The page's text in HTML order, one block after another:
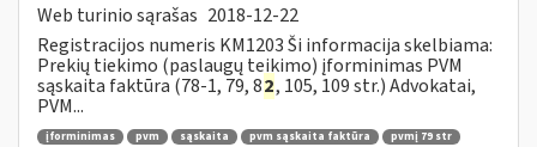
Web turinio sąrašas 2018-12-22
Registracijos numeris KM1203 Ši informacija skelbiama:
Prekių tiekimo (paslaugų teikimo) įforminimas PVM
sąskaita faktūra (78-1, 79, 82, 105, 109 str.) Advokatai,
PVM...
įforminimas pvm sąskaita pvm sąskaita faktūra
pvmį 79 str